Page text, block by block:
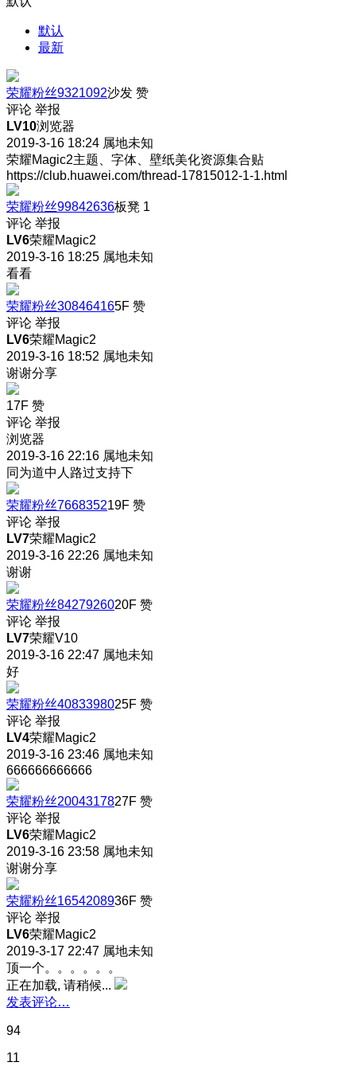
默认
最新
荣耀粉丝9321092沙发 赞
评论 举报
LV10浏览器
2019-3-16 18:24 属地未知
荣耀Magic2主题、字体、壁纸美化资源集合贴
https://club.huawei.com/thread-17815012-1-1.html
荣耀粉丝99842636板凳 1
评论 举报
LV6荣耀Magic2
2019-3-16 18:25 属地未知
看看
荣耀粉丝308464165F 赞
评论 举报
LV6荣耀Magic2
2019-3-16 18:52 属地未知
谢谢分享
17F 赞
评论 举报
浏览器
2019-3-16 22:16 属地未知
同为道中人路过支持下
荣耀粉丝766835219F 赞
评论 举报
LV7荣耀Magic2
2019-3-16 22:26 属地未知
谢谢
荣耀粉丝8427926020F 赞
评论 举报
LV7荣耀V10
2019-3-16 22:47 属地未知
好
荣耀粉丝4083398025F 赞
评论 举报
LV4荣耀Magic2
2019-3-16 23:46 属地未知
666666666666
荣耀粉丝2004317827F 赞
评论 举报
LV6荣耀Magic2
2019-3-16 23:58 属地未知
谢谢分享
荣耀粉丝1654208936F 赞
评论 举报
LV6荣耀Magic2
2019-3-17 22:47 属地未知
顶一个。。。。。。
正在加载, 请稍候...
发表评论…
94
11